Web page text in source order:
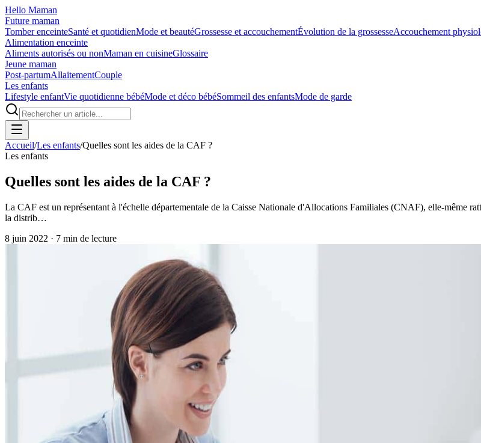
Hello Maman
Future maman
Tomber enceinteSanté et quotidienMode et beautéGrossesse et accouchementÉvolution de la grossesseAccouchement
Alimentation enceinte
Aliments autorisés ou nonMaman en cuisineGlossaire
Jeune maman
Post-partumAllaitementCouple
Les enfants
Lifestyle enfantVie quotidienne bébéMode et déco bébéSommeil des enfantsMode de garde
Accueil/Les enfants/Quelles sont les aides de la CAF ?
Les enfants
Quelles sont les aides de la CAF ?
La CAF est un représentant à l'échelle départementale de la Caisse Nationale d'Allocations Familiales (CNAF), elle-même
la distrib…
8 juin 2022 · 7 min de lecture